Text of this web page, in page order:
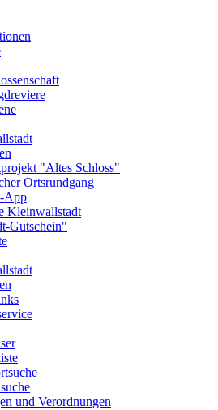
"Altes Schloss"
Ortsrundgang
App
Kleinwallstadt
Gutschein"
und Verordnungen